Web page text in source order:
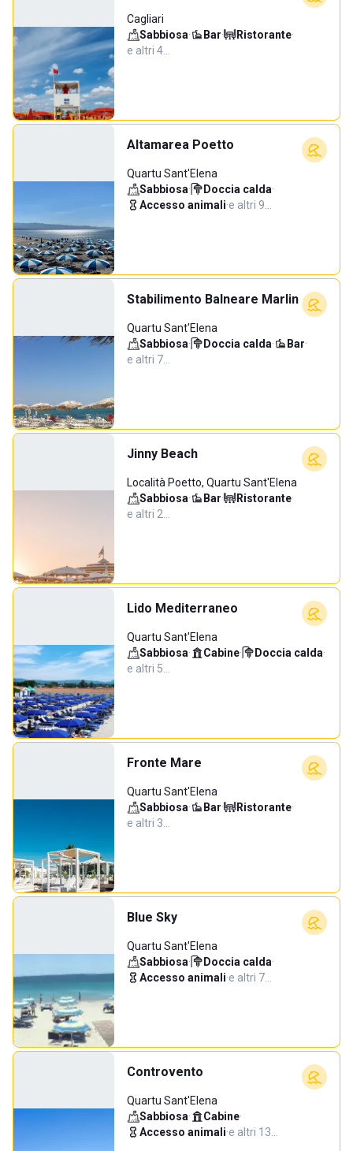
Cagliari
Sabbiosa· Bar· Ristorante·
e altri 4…
Altamarea Poetto
Quartu Sant'Elena
Sabbiosa· Doccia calda·
Accesso animali·e altri 9…
Stabilimento Balneare Marlin
Quartu Sant'Elena
Sabbiosa· Doccia calda· Bar·
e altri 7…
Jinny Beach
Località Poetto, Quartu Sant'Elena
Sabbiosa· Bar· Ristorante·
e altri 2…
Lido Mediterraneo
Quartu Sant'Elena
Sabbiosa· Cabine· Doccia calda·
e altri 5…
Fronte Mare
Quartu Sant'Elena
Sabbiosa· Bar· Ristorante·
e altri 3…
Blue Sky
Quartu Sant'Elena
Sabbiosa· Doccia calda·
Accesso animali·e altri 7…
Controvento
Quartu Sant'Elena
Sabbiosa· Cabine·
Accesso animali·e altri 13…